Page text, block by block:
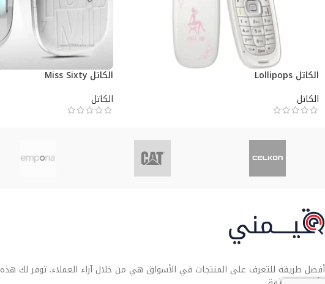
الكاتل Lollipops
الكاتل
الكاتل Miss Sixty
الكاتل
أفضل طريقة للتعرف على المنتجات في الأسواق هي من خلال آراء العملاء. توفر لك هذه